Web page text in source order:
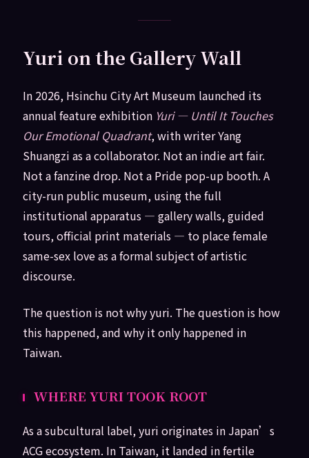
Yuri on the Gallery Wall
In 2026, Hsinchu City Art Museum launched its
annual feature exhibition Yuri — Until It Touches
Our Emotional Quadrant, with writer Yang
Shuangzi as a collaborator. Not an indie art fair.
Not a fanzine drop. Not a Pride pop-up booth. A
city-run public museum, using the full
institutional apparatus — gallery walls, guided
tours, official print materials — to place female
same-sex love as a formal subject of artistic
discourse.
The question is not why yuri. The question is how
this happened, and why it only happened in
Taiwan.
WHERE YURI TOOK ROOT
As a subcultural label, yuri originates in Japan’s
ACG ecosystem. In Taiwan, it landed in fertile